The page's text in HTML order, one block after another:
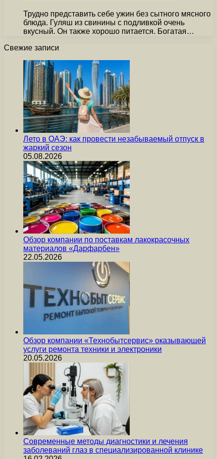
Трудно представить себе ужин без сытного мясного
блюда. Гуляш из свинины с подливкой очень
вкусный. Он также хорошо питается. Богатая…
Свежие записи
Лето в ОАЭ: как провести незабываемый отпуск в
жаркий сезон
05.08.2026
Обзор компании по поставкам лакокрасочных
материалов «Дарфарбен»
22.05.2026
Обзор компании «Технобытсервис» оказывающей
услуги ремонта техники и электроники
20.05.2026
Современные методы диагностики и лечения
заболеваний глаз в специализированной клинике